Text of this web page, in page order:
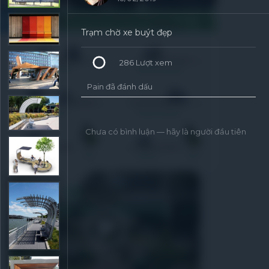
Trạm chờ xe buýt đẹp
286 Lượt xem
Pain đã đánh dấu